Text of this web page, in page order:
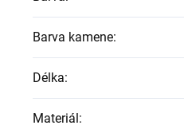
Barva kamene:
Délka:
Materiál :